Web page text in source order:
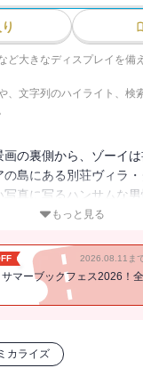
ど大きなディスプレイを備
、文字列のハイライト、検
の裏側から、ゾーイ
島にある別荘ヴィラ
真に写るハンサムな
ーイは、謎を解き明か
アスと出会い、美しい
、出生の秘密と禁断の
もっと見る
2026.08.11ま
サマーブックフェス2026！全
カライズ